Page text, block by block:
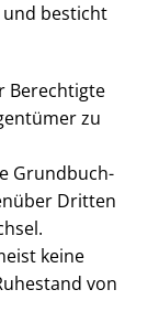
besticht
Berechtigte
zu
Grund­buch­
Dritten
keine
von